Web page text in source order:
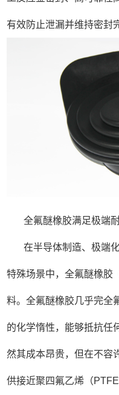
有效防止泄漏并维持密封
全氟醚橡胶满足极端
在半导体制造、极端化
特殊场景中，全氟醚橡胶
料。全氟醚橡胶几乎完全
的化学惰性，能够抵抗任
然其成本昂贵，但在不容
供接近聚四氟乙烯（PTFE